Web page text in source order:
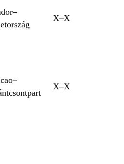
X–X
X–X